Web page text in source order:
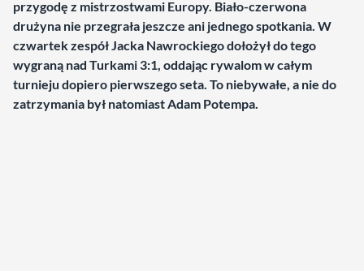
przygodę z mistrzostwami Europy. Biało-czerwona
drużyna nie przegrała jeszcze ani jednego spotkania. W
czwartek zespół Jacka Nawrockiego dołożył do tego
wygraną nad Turkami 3:1, oddając rywalom w całym
turnieju dopiero pierwszego seta. To niebywałe, a nie do
zatrzymania był natomiast Adam Potempa.